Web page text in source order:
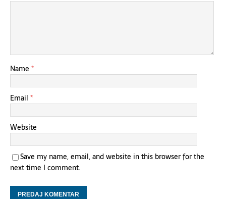
Name *
Email *
Website
Save my name, email, and website in this browser for the
next time I comment.